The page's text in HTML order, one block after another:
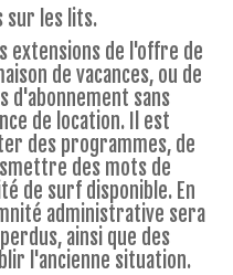
sur les lits.
extensions de l'offre de
de vacances, ou de
d'abonnement sans
de location. Il est
des programmes, de
des mots de
de surf disponible. En
administrative sera
ainsi que des
l'ancienne situation.